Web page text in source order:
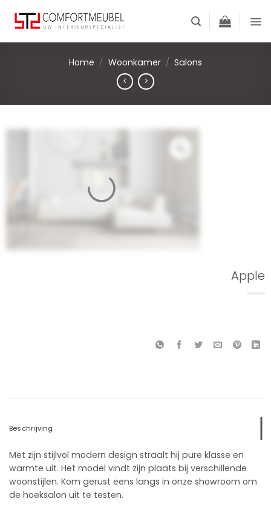
content
Home / Woonkamer / Salons
Apple
Beschrijving
Met zijn stijlvol modern design straalt hij pure klasse en
warmte uit. Het model vindt zijn plaats bij verschillende
woonstijlen. Kom gerust eens langs in onze showroom om
de hoeksalon uit te testen.